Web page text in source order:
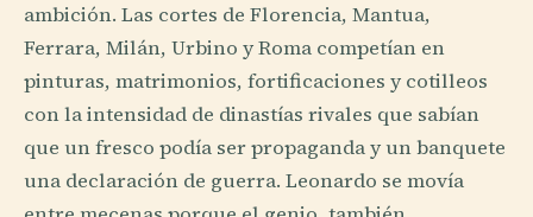
ambición. Las cortes de Florencia, Mantua,
Ferrara, Milán, Urbino y Roma competían en
pinturas, matrimonios, fortificaciones y cotilleos
con la intensidad de dinastías rivales que sabían
que un fresco podía ser propaganda y un banquete
una declaración de guerra. Leonardo se movía